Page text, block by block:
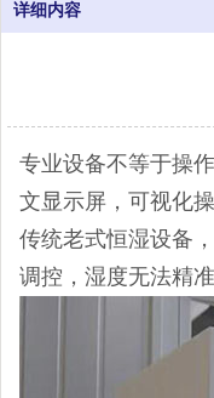
详细内容
专业设备不等于操
文显示屏，可视化
传统老式恒湿设备
调控，湿度无法精